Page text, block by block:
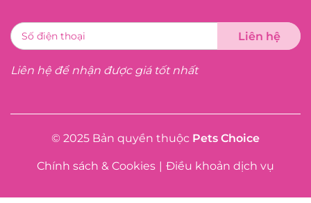
Liên hệ để nhận được giá tốt nhất
© 2025 Bản quyền thuộc Pets Choice
Chính sách & Cookies | Điều khoản dịch vụ